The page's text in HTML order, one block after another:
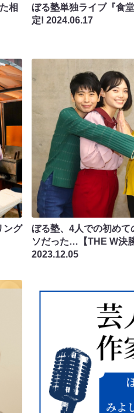
相
ぼる塾単独ライブ『食
定!2024.06.17
ング
ぼる塾、4人での初めて
ソだった…【THE W決
2023.12.05